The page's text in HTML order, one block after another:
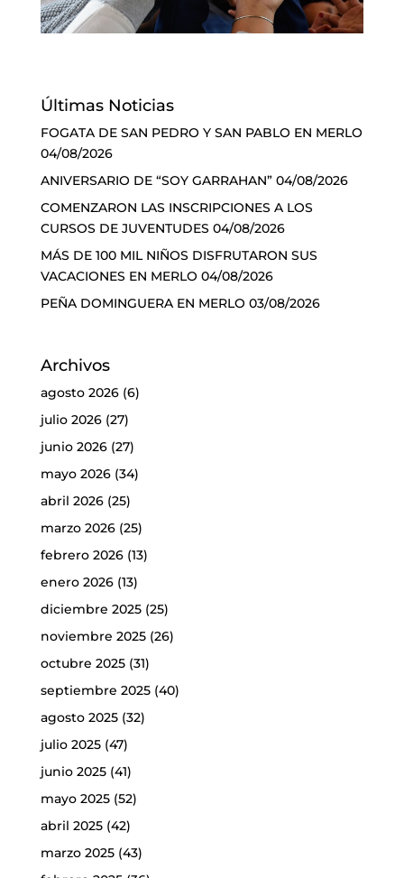
Últimas Noticias
FOGATA DE SAN PEDRO Y SAN PABLO EN MERLO
04/08/2026
ANIVERSARIO DE “SOY GARRAHAN” 04/08/2026
COMENZARON LAS INSCRIPCIONES A LOS
CURSOS DE JUVENTUDES 04/08/2026
MÁS DE 100 MIL NIÑOS DISFRUTARON SUS
VACACIONES EN MERLO 04/08/2026
PEÑA DOMINGUERA EN MERLO 03/08/2026
Archivos
agosto 2026(6)
julio 2026(27)
junio 2026(27)
mayo 2026(34)
abril 2026(25)
marzo 2026(25)
febrero 2026(13)
enero 2026(13)
diciembre 2025(25)
noviembre 2025(26)
octubre 2025(31)
septiembre 2025(40)
agosto 2025(32)
julio 2025(47)
junio 2025(41)
mayo 2025(52)
abril 2025(42)
marzo 2025(43)